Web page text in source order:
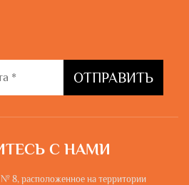
ОТПРАВИТЬ
С НАМИ
8, расположенное на территории